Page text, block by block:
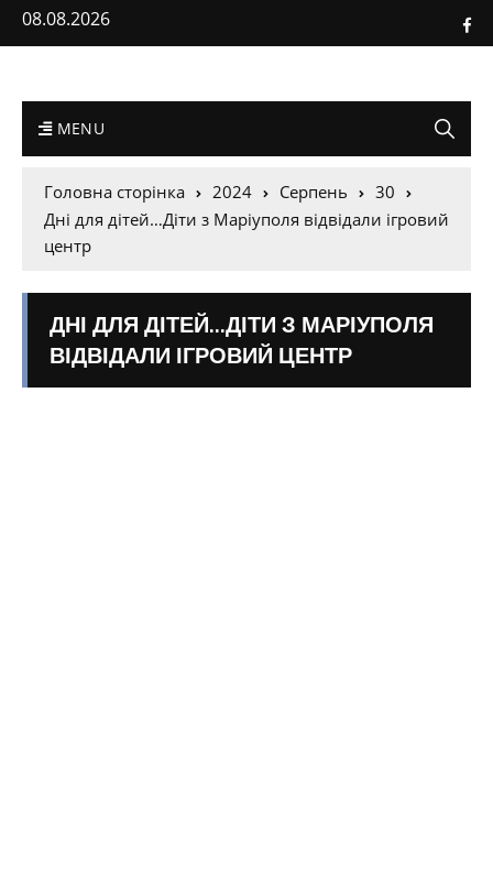
08.08.2026
MENU
Головна сторінка 2024 Серпень
30
Дні для дітей…Діти з Маріуполя відвідали ігровий
центр
ДНІ ДЛЯ ДІТЕЙ…ДІТИ З МАРІУПОЛЯ
ВІДВІДАЛИ ІГРОВИЙ ЦЕНТР